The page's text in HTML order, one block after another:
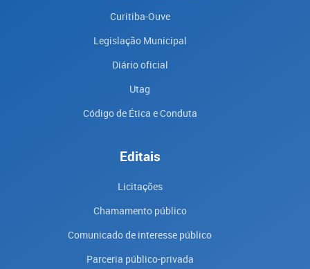
Curitiba-Ouve
Legislação Municipal
Diário oficial
Utag
Código de Ética e Conduta
Editais
Licitações
Chamamento público
Comunicado de interesse público
Parceria público-privada